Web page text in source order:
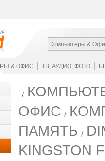
Компьютеры &
& ОФИС ТВ, АУДИО, ФОТО
ОФИС
ПАМЯТЬ
KINGSTON